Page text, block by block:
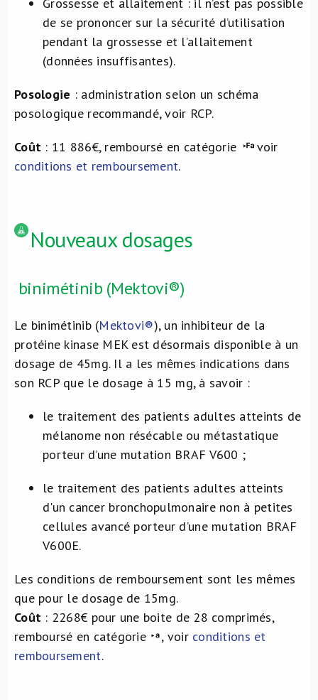
de se prononcer sur la sécurité d’utilisation
pendant la grossesse et l’allaitement
(données insuffisantes).
Posologie : administration selon un schéma
posologique recommandé, voir RCP.
Coût : 11 886€, remboursé en catégorie
voir
conditions et remboursement.
Nouveaux dosages
binimétinib (Mektovi®)
Le binimétinib (Mektovi®), un inhibiteur de la
protéine kinase MEK est désormais disponible à un
dosage de 45mg. Il a les mêmes indications dans
son RCP que le dosage à 15 mg, à savoir :
le traitement des patients adultes atteints de
mélanome non résécable ou métastatique
porteur d’une mutation BRAF V600 ;
le traitement des patients adultes atteints
d'un cancer bronchopulmonaire non à petites
cellules avancé porteur d’une mutation BRAF
V600E.
Les conditions de remboursement sont les mêmes
que pour le dosage de 15mg.
Coût : 2268€ pour une boite de 28 comprimés,
remboursé en catégorie
, voir conditions et
remboursement.